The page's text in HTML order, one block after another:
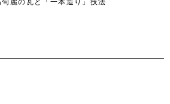
麗の瓦と「一本造り」技法